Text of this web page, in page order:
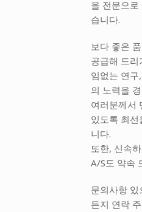
을 전문으
습니다.
보다 좋은
공급해 드
임없는 연
의 노력을
여러분께서
있도록 최
니다.
또한, 신속
A/S도 약속
문의사항
든지 연락